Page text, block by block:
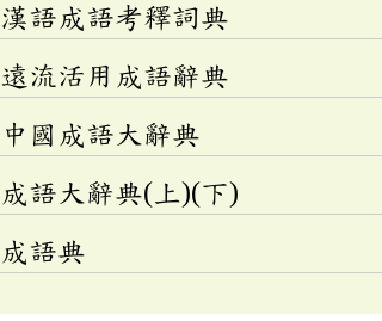
漢語成語考釋詞典
遠流活用成語辭典
中國成語大辭典
成語大辭典(上)(下)
成語典